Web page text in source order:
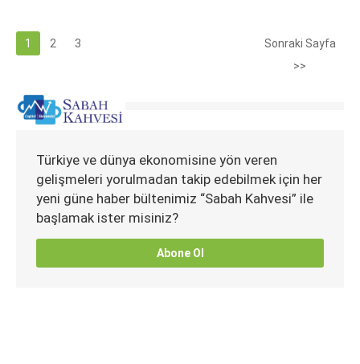
1 2 3
Sonraki Sayfa
>>
Türkiye ve dünya ekonomisine yön veren
gelişmeleri yorulmadan takip edebilmek için her
yeni güne haber bültenimiz “Sabah Kahvesi” ile
başlamak ister misiniz?
Abone Ol